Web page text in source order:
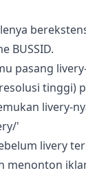
BUSSID.
pasang
tinggi)
livery-
'
livery
menonton